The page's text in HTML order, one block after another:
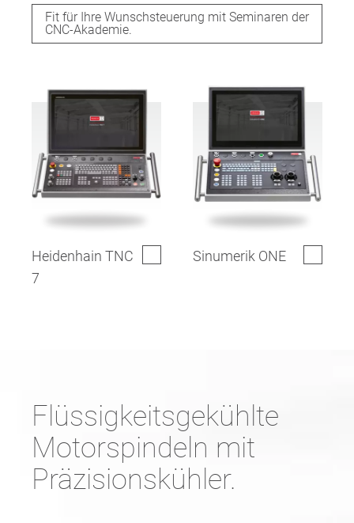
Fit für Ihre Wunschsteuerung mit Seminaren der
CNC-Akademie.
Heidenhain TNC
7
Sinumerik ONE
Flüssigkeitsgekühlte
Motorspindeln mit
Präzisionskühler.